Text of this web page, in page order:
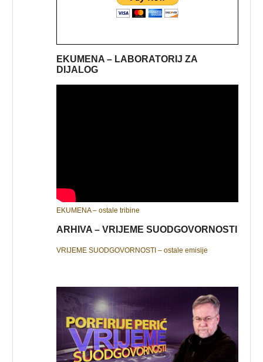
EKUMENA – LABORATORIJ ZA
DIJALOG
EKUMENA – ostale tribine
ARHIVA – VRIJEME SUODGOVORNOSTI
VRIJEME SUODGOVORNOSTI – ostale emisije